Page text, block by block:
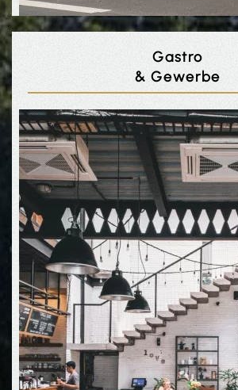
Gastro
& Gewerbe